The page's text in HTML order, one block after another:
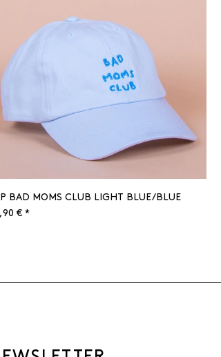
BAD MOMS CLUB LIGHT BLUE/BLUE
€ *